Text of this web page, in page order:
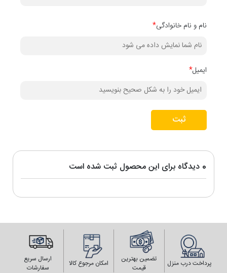
15 سانتی متر:2800*150*16 میلی متر
0 دیدگاه برای این محصول ثبت شده است
نام و نام خانوادگی*
ایمیل*
ثبت
پرداخت درب منزل
تضمین بهترین
قیمت
امکان مرجوع کالا
ارسال سریع
سفارشات